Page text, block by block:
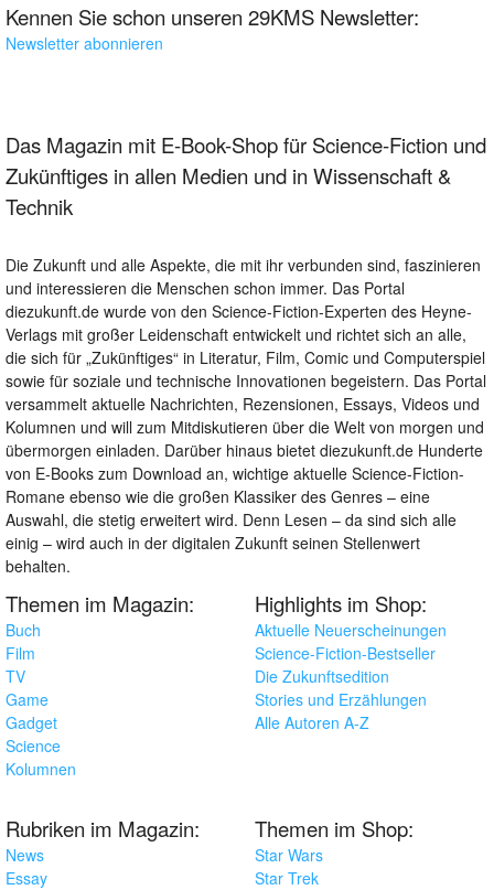
Kennen Sie schon unseren 29KMS Newsletter:
Newsletter abonnieren
Das Magazin mit E-Book-Shop für Science-Fiction und
Zukünftiges in allen Medien und in Wissenschaft &
Technik
Die Zukunft und alle Aspekte, die mit ihr verbunden sind, faszinieren
und interessieren die Menschen schon immer. Das Portal
diezukunft.de wurde von den Science-Fiction-Experten des Heyne-
Verlags mit großer Leidenschaft entwickelt und richtet sich an alle,
die sich für „Zukünftiges“ in Literatur, Film, Comic und Computerspiel
sowie für soziale und technische Innovationen begeistern. Das Portal
versammelt aktuelle Nachrichten, Rezensionen, Essays, Videos und
Kolumnen und will zum Mitdiskutieren über die Welt von morgen und
übermorgen einladen. Darüber hinaus bietet diezukunft.de Hunderte
von E-Books zum Download an, wichtige aktuelle Science-Fiction-
Romane ebenso wie die großen Klassiker des Genres – eine
Auswahl, die stetig erweitert wird. Denn Lesen – da sind sich alle
einig – wird auch in der digitalen Zukunft seinen Stellenwert
behalten.
Themen im Magazin:
Buch
Film
TV
Game
Gadget
Science
Kolumnen
Highlights im Shop:
Aktuelle Neuerscheinungen
Science-Fiction-Bestseller
Die Zukunftsedition
Stories und Erzählungen
Alle Autoren A-Z
Rubriken im Magazin:
News
Essay
Themen im Shop:
Star Wars
Star Trek